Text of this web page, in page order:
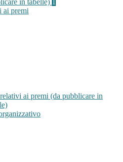
in tabelle)
ai premi
ai premi (da pubblicare in